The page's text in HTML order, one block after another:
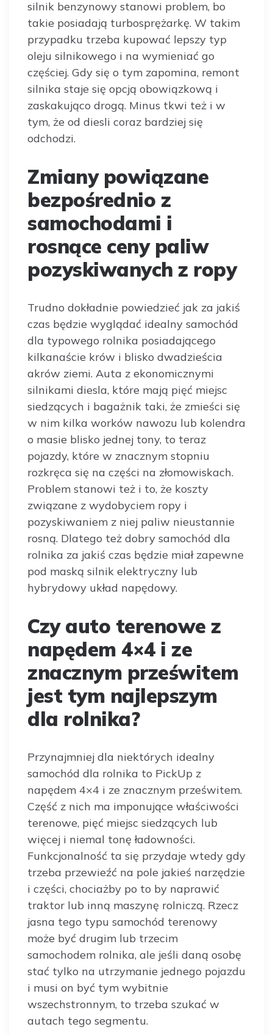
silnik benzynowy stanowi problem, bo
takie posiadają turbosprężarkę. W takim
przypadku trzeba kupować lepszy typ
oleju silnikowego i na wymieniać go
częściej. Gdy się o tym zapomina, remont
silnika staje się opcją obowiązkową i
zaskakująco drogą. Minus tkwi też i w
tym, że od diesli coraz bardziej się
odchodzi.
Zmiany powiązane
bezpośrednio z
samochodami i
rosnące ceny paliw
pozyskiwanych z ropy
Trudno dokładnie powiedzieć jak za jakiś
czas będzie wyglądać idealny samochód
dla typowego rolnika posiadającego
kilkanaście krów i blisko dwadzieścia
akrów ziemi. Auta z ekonomicznymi
silnikami diesla, które mają pięć miejsc
siedzących i bagażnik taki, że zmieści się
w nim kilka worków nawozu lub kolendra
o masie blisko jednej tony, to teraz
pojazdy, które w znacznym stopniu
rozkręca się na części na złomowiskach.
Problem stanowi też i to, że koszty
związane z wydobyciem ropy i
pozyskiwaniem z niej paliw nieustannie
rosną. Dlatego też dobry samochód dla
rolnika za jakiś czas będzie miał zapewne
pod maską silnik elektryczny lub
hybrydowy układ napędowy.
Czy auto terenowe z
napędem 4×4 i ze
znacznym prześwitem
jest tym najlepszym
dla rolnika?
Przynajmniej dla niektórych idealny
samochód dla rolnika to PickUp z
napędem 4×4 i ze znacznym prześwitem.
Część z nich ma imponujące właściwości
terenowe, pięć miejsc siedzących lub
więcej i niemal tonę ładowności.
Funkcjonalność ta się przydaje wtedy gdy
trzeba przewieźć na pole jakieś narzędzie
i części, chociażby po to by naprawić
traktor lub inną maszynę rolniczą. Rzecz
jasna tego typu samochód terenowy
może być drugim lub trzecim
samochodem rolnika, ale jeśli daną osobę
stać tylko na utrzymanie jednego pojazdu
i musi on być tym wybitnie
wszechstronnym, to trzeba szukać w
autach tego segmentu.